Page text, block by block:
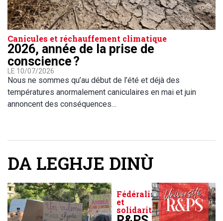
Canicules et réchauffement climatique
2026, année de la prise de
conscience ?
LE 10/07/2026
Nous ne sommes qu’au début de l’été et déjà des
températures anormalement caniculaires en mai et juin
annoncent des conséquences…
DA LEGHJE DINÙ
Fédéralisme
et
solidarité